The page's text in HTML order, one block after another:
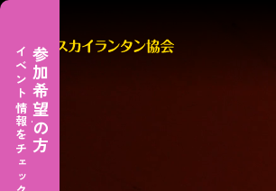
参加希望の方
イベント情報をチェック